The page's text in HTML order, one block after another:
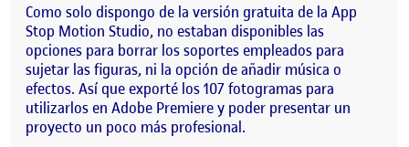
Como solo dispongo de la versión gratuita de la App
Stop Motion Studio, no estaban disponibles las
opciones para borrar los soportes empleados para
sujetar las figuras, ni la opción de añadir música o
efectos. Así que exporté los 107 fotogramas para
utilizarlos en Adobe Premiere y poder presentar un
proyecto un poco más profesional.